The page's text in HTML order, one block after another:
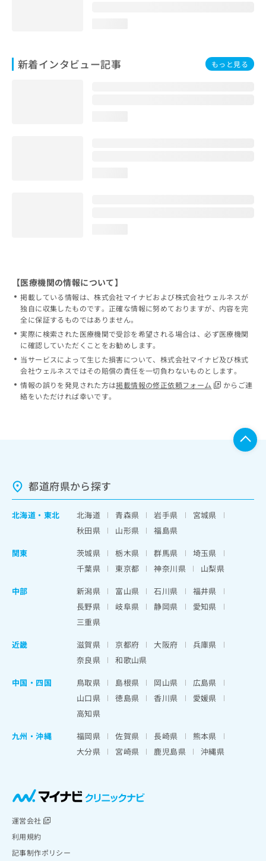
新着インタビュー記事 もっと見る
【医療機関の情報について】
掲載している情報は、株式会社マイナビおよび株式会社ウェルネスが
独自に収集したものです。正確な情報に努めておりますが、内容を完
全に保証するものではありません。
実際に検索された医療機関で受診を希望される場合は、必ず医療機関
に確認していただくことをお勧めします。
当サービスによって生じた損害について、株式会社マイナビ及び株式
会社ウェルネスではその賠償の責任を一切負わないものとします。
情報の誤りを発見された方は掲載情報の修正依頼フォーム
からご連
絡をいただければ幸いです。
都道府県から探す
北海道 ・ 東北 北海道 青森県 岩手県
宮城県
秋田県
山形県
福島県
関東
茨城県 栃木県 群馬県
埼玉県
千葉県
東京都 神奈川県
山梨県
中部
新潟県 富山県 石川県
福井県
長野県
岐阜県 静岡県
愛知県
三重県
近畿
滋賀県 京都府 大阪府
兵庫県
奈良県
和歌山県
中国・四国
鳥取県 島根県 岡山県
広島県
山口県
徳島県 香川県
愛媛県
高知県
九州・沖縄
福岡県 佐賀県 長崎県
熊本県
大分県
宮崎県 鹿児島県 沖縄県
運営会社
利用規約
記事制作ポリシー